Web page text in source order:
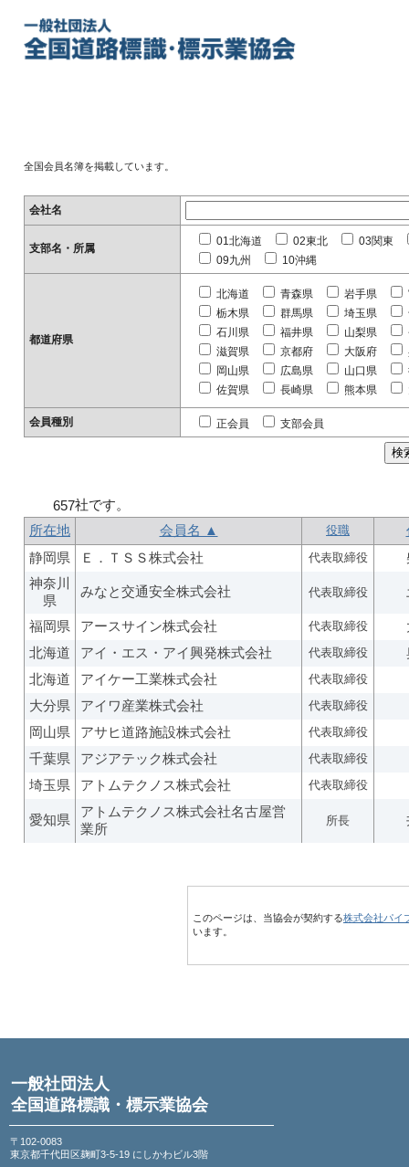
全国会員名簿を掲載しています。
会社名
支部名・所属
01北海道 02東北
03関東
09九州
10沖縄
都道府県
北海道 青森県 岩手県
栃木県
群馬県 埼玉県
石川県
福井県 山梨県
滋賀県
京都府 大阪府
岡山県
広島県 山口県
佐賀県
長崎県 熊本県
会員種別 正会員 支部会員
657社です。
所在地
会員名 ▲ 役職
静岡県
Ｅ．ＴＳＳ株式会社 代表取締役
神奈川
県
みなと交通安全株式会社 代表取締役
福岡県 アースサイン株式会社 代表取締役
北海道
アイ・エス・アイ興発株式会社 代表取締役
北海道
アイケー工業株式会社 代表取締役
大分県 アイワ産業株式会社 代表取締役
岡山県 アサヒ道路施設株式会社 代表取締役
千葉県 アジアテック株式会社 代表取締役
埼玉県 アトムテクノス株式会社 代表取締役
愛知県
アトムテクノス株式会社名古屋営
業所
所長
このページは、当協会が契約する株式会社パイ
います。
一般社団法人
全国道路標識・標示業協会
〒102-0083
東京都千代田区麹町3-5-19 にしかわビル3階